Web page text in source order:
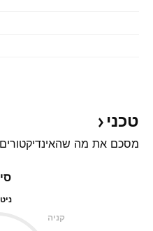
טכני
מסכם את מה שהאינדיקטורים
קניה